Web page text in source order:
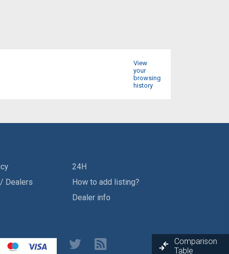
View
your
browsing
history
Dealers
24H
How to add listing?
Dealer info
Comparison
Table